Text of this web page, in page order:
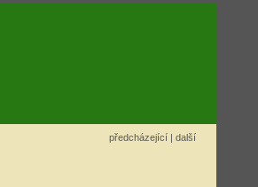
předcházející | další